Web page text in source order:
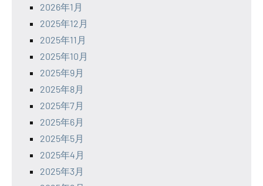
2026年1月
2025年12月
2025年11月
2025年10月
2025年9月
2025年8月
2025年7月
2025年6月
2025年5月
2025年4月
2025年3月